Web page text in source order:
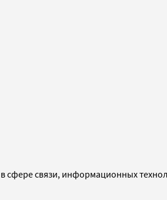
сфере связи, информационных